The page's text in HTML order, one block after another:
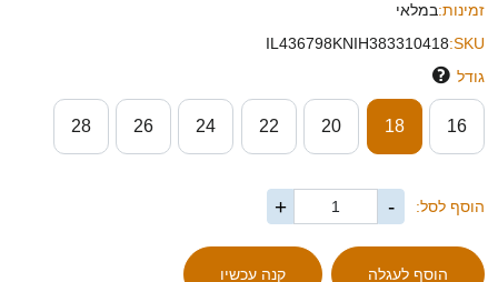
זמינות:במלאי
SKU:
IL436798KNIH383310418
גודל
16
18
20
22
24
26
28
הוסף לסל: -
+